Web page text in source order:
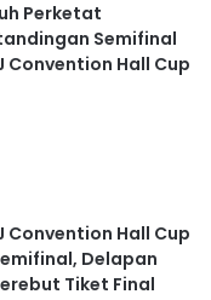
Perketat
Semifinal
Convention Hall Cup
Convention Hall Cup
Delapan
Tiket Final